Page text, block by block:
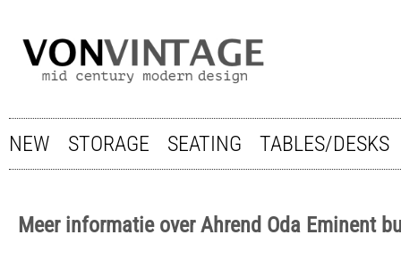
NEW STORAGE SEATING TABLES/DESKS
Meer informatie over Ahrend Oda Eminent